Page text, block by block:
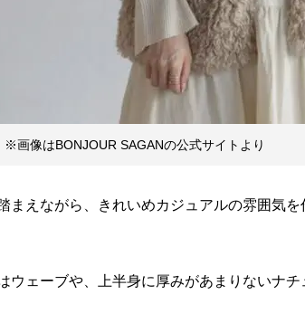
※画像はBONJOUR SAGANの公式サイトより
まえながら、きれいめカジュアルの雰囲気
ウェーブや、上半身に厚みがあまりないナチ